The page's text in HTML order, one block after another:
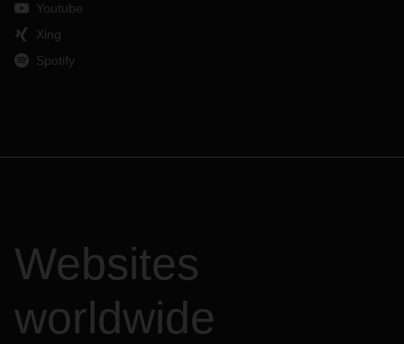
Youtube
Xing
Spotify
Websites
worldwide